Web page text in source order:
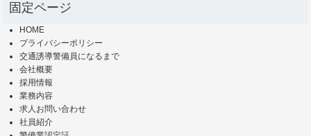
固定ページ
HOME
プライバシーポリシー
交通誘導警備員になるまで
会社概要
採用情報
業務内容
求人お問い合わせ
社員紹介